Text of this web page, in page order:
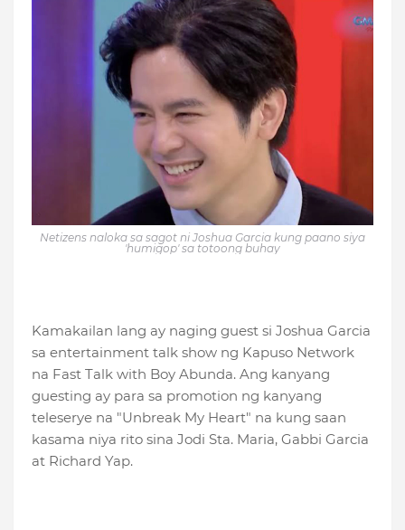
Netizens naloka sa sagot ni Joshua Garcia kung paano siya
'humigop' sa totoong buhay
Kamakailan lang ay naging guest si Joshua Garcia
sa entertainment talk show ng Kapuso Network
na Fast Talk with Boy Abunda. Ang kanyang
guesting ay para sa promotion ng kanyang
teleserye na "Unbreak My Heart" na kung saan
kasama niya rito sina Jodi Sta. Maria, Gabbi Garcia
at Richard Yap.